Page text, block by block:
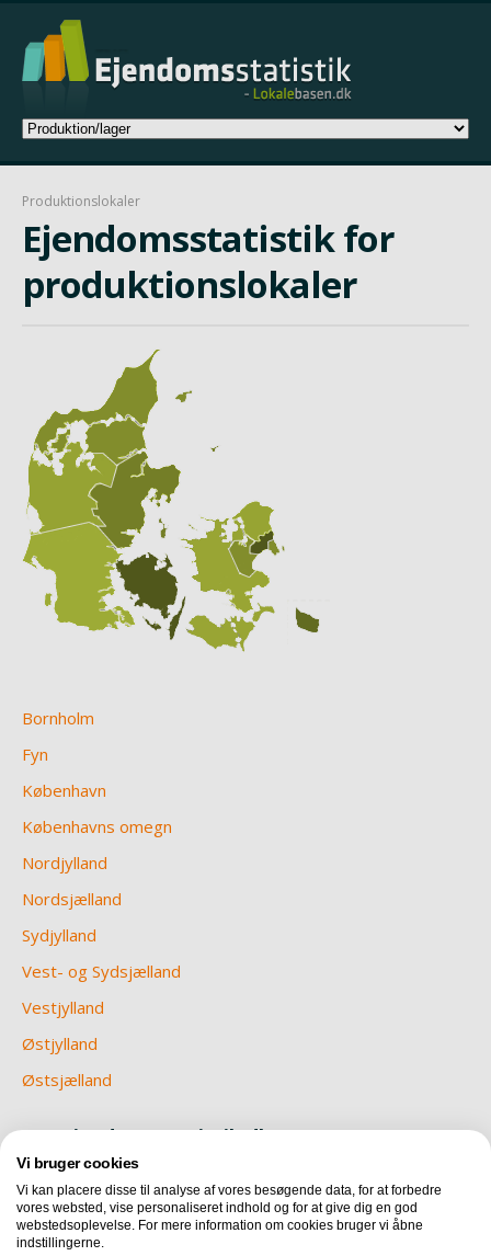
Produktionslokaler
Ejendomsstatistik for
produktionslokaler
Bornholm
Fyn
København
Københavns omegn
Nordjylland
Nordsjælland
Sydjylland
Vest- og Sydsjælland
Vestjylland
Østjylland
Østsjælland
Om Ejendomsstatistik.dk
Nu er vi endelig klar med en betaversion af
Ejendomsstatistik.dk. Hver måned vil du her kunne finde ny
data og statistik, vedrørende erhvervslejemål i Danmark.
Læs mere om metode, teknik og revisorerklæring
Vi bruger cookies
Vi kan placere disse til analyse af vores besøgende data, for at forbedre
vores websted, vise personaliseret indhold og for at give dig en god
webstedsoplevelse. For mere information om cookies bruger vi åbne
indstillingerne.